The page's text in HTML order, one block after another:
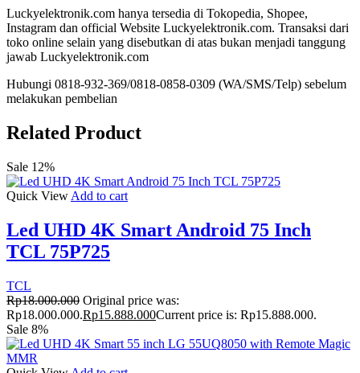
Luckyelektronik.com hanya tersedia di Tokopedia, Shopee,
Instagram dan official Website Luckyelektronik.com. Transaksi dari
toko online selain yang disebutkan di atas bukan menjadi tanggung
jawab Luckyelektronik.com
Hubungi 0818-932-369/0818-0858-0309 (WA/SMS/Telp) sebelum
melakukan pembelian
Related Product
Sale 12%
Quick View Add to cart
Led UHD 4K Smart Android 75 Inch
TCL 75P725
TCL
Rp18.000.000 Original price was:
Rp18.000.000.Rp15.888.000Current price is: Rp15.888.000.
Sale 8%